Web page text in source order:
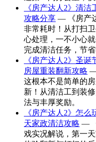
《房产达人2》清
攻略分享 — 《房产
非常耗时！从打扫
心处理，一不小心
完成清洁任务，节
《房产达人2》圣
房屋重装翻新攻略 —
这根本不是简单的
新！从清洁工到装
法与丰厚奖励。
《房产达人2》怎么
天家政清洁攻略 —
戏实况解说，第一